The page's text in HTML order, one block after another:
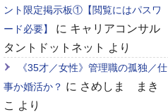
ント限定掲示板①【閲覧にはパスワ
ード必要】
に キャリアコンサル
タントドットネット より
《35才／女性》管理職の孤独／仕
事か婚活か？ に さめしま まき
こ より